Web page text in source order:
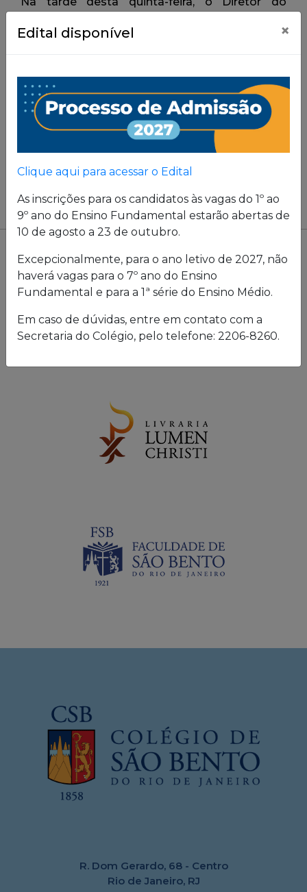
Edital disponível ×
Clique aqui para acessar o Edital
As inscrições para os candidatos às vagas do 1º ao
9º ano do Ensino Fundamental estarão abertas de
10 de agosto a 23 de outubro.
Excepcionalmente, para o ano letivo de 2027, não
haverá vagas para o 7º ano do Ensino
Fundamental e para a 1ª série do Ensino Médio.
Em caso de dúvidas, entre em contato com a
Secretaria do Colégio, pelo telefone: 2206-8260.
R. Dom Gerardo, 68 - Centro
Rio de Janeiro, RJ